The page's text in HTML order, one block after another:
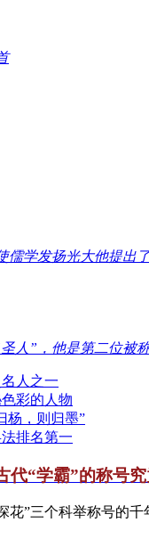
儒学发扬光大他提出
人”，他是第二位被
人之一
彩的人物
杨，则归墨”
排名第一
代“学霸”的称号
花”三个科举称号的